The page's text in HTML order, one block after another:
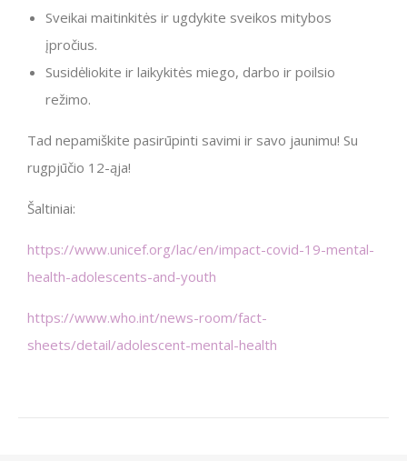
Sveikai maitinkitės ir ugdykite sveikos mitybos
įpročius.
Susidėliokite ir laikykitės miego, darbo ir poilsio
režimo.
Tad nepamiškite pasirūpinti savimi ir savo jaunimu! Su
rugpjūčio 12-ąja!
Šaltiniai:
https://www.unicef.org/lac/en/impact-covid-19-mental-
health-adolescents-and-youth
https://www.who.int/news-room/fact-
sheets/detail/adolescent-mental-health